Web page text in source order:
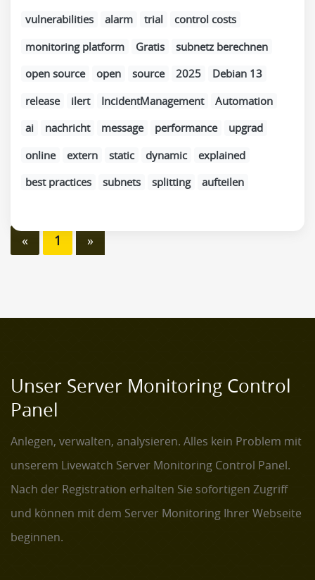
vulnerabilities
alarm trial
control costs
monitoring platform
Gratis
subnetz berechnen
open source
open source 2025
Debian 13
release
ilert IncidentManagement
Automation
ai
nachricht message performance
upgrad
online
extern static dynamic
explained
best practices
subnets splitting aufteilen
« 1 »
Unser Server Monitoring Control
Panel
Anlegen, verwalten, analysieren. Alles kein Problem mit
unserem Livewatch Server Monitoring Control Panel.
Nach der Registration erhalten Sie sofortigen Zugriff
und können mit dem Server Monitoring Ihrer Webseite
beginnen.